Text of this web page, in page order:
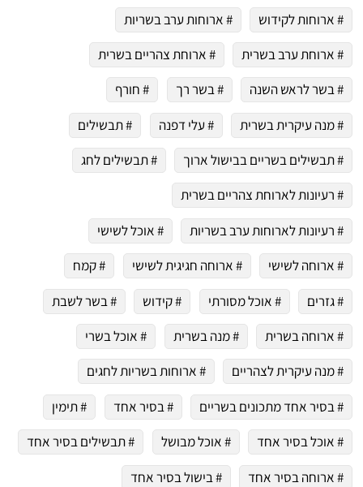
# ארוחות לקידוש
# ארוחות ערב בשריות
# ארוחת ערב בשרית
# ארוחת צהריים בשרית
# בשר לראש השנה
# בשר רך
# חורף
# מנה עיקרית בשרית
# עלי דפנה
# תבשילים
# תבשילים בשריים בבישול ארוך
# תבשילים לחג
# רעיונות לארוחת צהריים בשרית
# רעיונות לארוחות ערב בשריות
# אוכל לשישי
# ארוחה לשישי
# ארוחה חגיגית לשישי
# קמח
# גזרים
# אוכל מסורתי # קידוש
# בשר לשבת
# ארוחה בשרית
# מנה בשרית
# אוכל בשרי
# מנה עיקרית לצהריים
# ארוחות בשריות לחגים
# בסיר אחד מתכונים בשריים
# בסיר אחד
# תימין
# אוכל בסיר אחד
# אוכל מבושל
# תבשילים בסיר אחד
# ארוחה בסיר אחד
# בישול בסיר אחד